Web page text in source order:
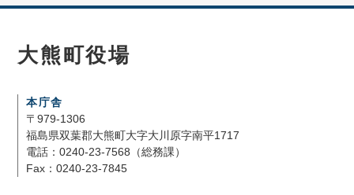
大熊町役場
本庁舎
〒979-1306
福島県双葉郡大熊町大字大川原字南平1717
電話：0240-23-7568（総務課）
Fax：0240-23-7845